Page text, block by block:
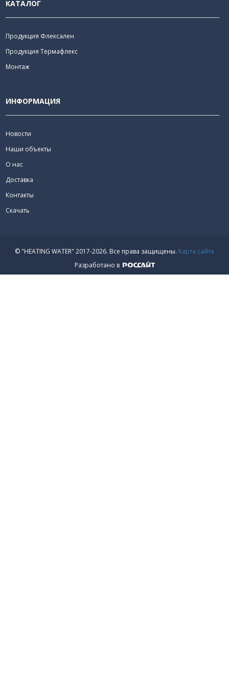
КАТАЛОГ
Продукция Флексален
Продукция Термафлекс
Монтаж
ИНФОРМАЦИЯ
Новости
Наши объекты
О нас
Доставка
Контакты
Скачать
© "HEATING WATER" 2017-2026. Все права защищены. Карта сайта
Разработано в